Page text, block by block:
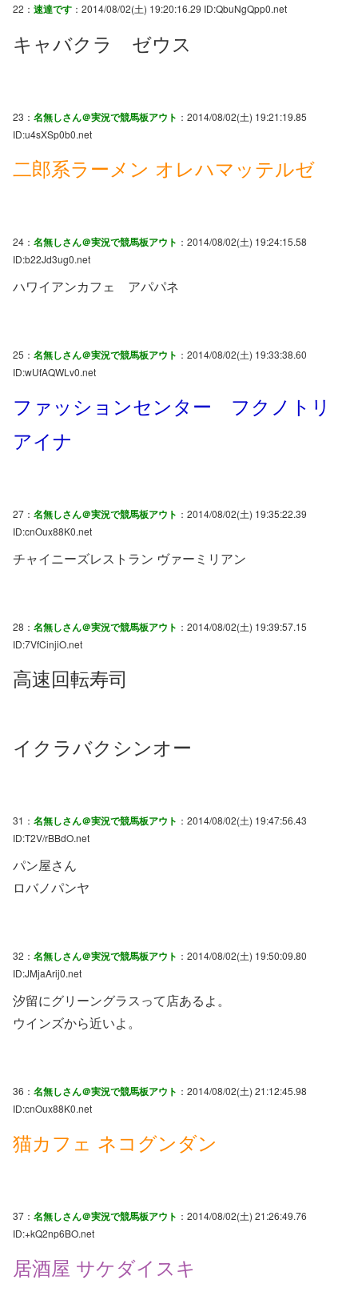
22： 速達です ：2014/08/02(土) 19:20:16.29 ID:QbuNgQpp0.net
キャバクラ ゼウス
23： 名無しさん＠実況で競馬板アウト ：2014/08/02(土) 19:21:19.85
ID:u4sXSp0b0.net
二郎系ラーメン オレハマッテルゼ
24： 名無しさん＠実況で競馬板アウト ：2014/08/02(土) 19:24:15.58
ID:b22Jd3ug0.net
ハワイアンカフェ アパパネ
25： 名無しさん＠実況で競馬板アウト ：2014/08/02(土) 19:33:38.60
ID:wUfAQWLv0.net
ファッションセンター フクノトリ
アイナ
27： 名無しさん＠実況で競馬板アウト ：2014/08/02(土) 19:35:22.39
ID:cnOux88K0.net
チャイニーズレストラン ヴァーミリアン
28： 名無しさん＠実況で競馬板アウト ：2014/08/02(土) 19:39:57.15
ID:7VfCinjiO.net
高速回転寿司
イクラバクシンオー
31： 名無しさん＠実況で競馬板アウト ：2014/08/02(土) 19:47:56.43
ID:T2V/rBBdO.net
パン屋さん
ロバノパンヤ
32： 名無しさん＠実況で競馬板アウト ：2014/08/02(土) 19:50:09.80
ID:JMjaArij0.net
汐留にグリーングラスって店あるよ。
ウインズから近いよ。
36： 名無しさん＠実況で競馬板アウト ：2014/08/02(土) 21:12:45.98
ID:cnOux88K0.net
猫カフェ ネコグンダン
37： 名無しさん＠実況で競馬板アウト ：2014/08/02(土) 21:26:49.76
ID:+kQ2np6BO.net
居酒屋 サケダイスキ